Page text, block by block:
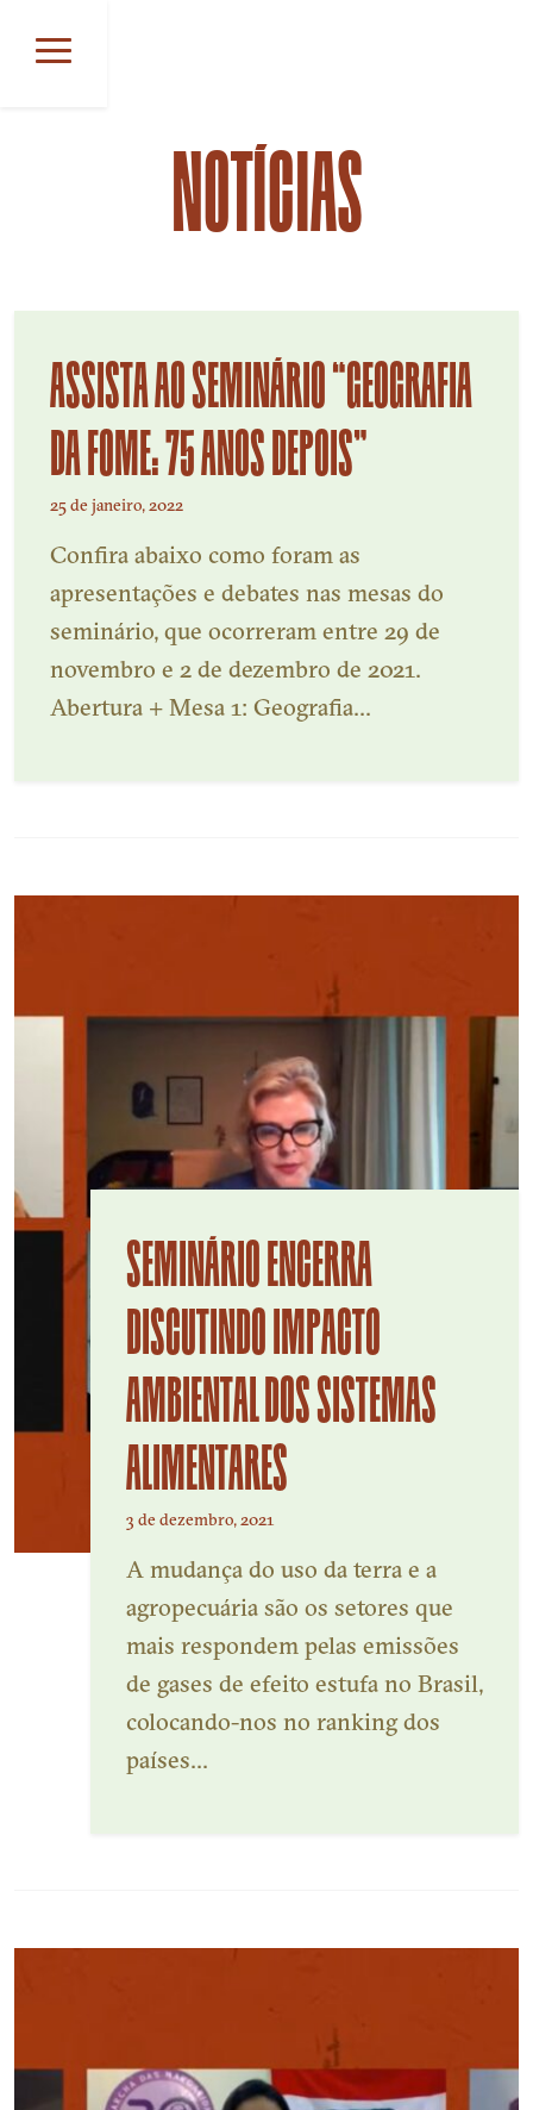
NOTÍCIAS
ASSISTA AO SEMINÁRIO “GEOGRAFIA
DA FOME: 75 ANOS DEPOIS”
25 de janeiro, 2022
Confira abaixo como foram as
apresentações e debates nas mesas do
seminário, que ocorreram entre 29 de
novembro e 2 de dezembro de 2021.
Abertura + Mesa 1: Geografia...
SEMINÁRIO ENCERRA
DISCUTINDO IMPACTO
AMBIENTAL DOS SISTEMAS
ALIMENTARES
3 de dezembro, 2021
A mudança do uso da terra e a
agropecuária são os setores que
mais respondem pelas emissões
de gases de efeito estufa no Brasil,
colocando-nos no ranking dos
países...